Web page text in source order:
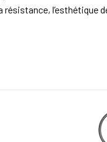
l’esthétique